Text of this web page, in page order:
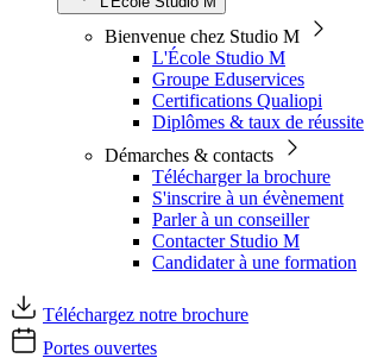
Bienvenue chez Studio M
L'École Studio M
Groupe Eduservices
Certifications Qualiopi
Diplômes & taux de réussite
Démarches & contacts
Télécharger la brochure
S'inscrire à un évènement
Parler à un conseiller
Contacter Studio M
Candidater à une formation
Téléchargez notre brochure
Portes ouvertes